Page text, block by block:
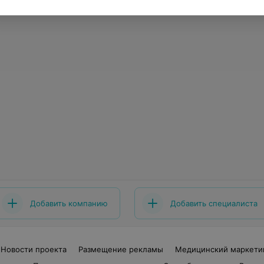
Добавить компанию Добавить специалиста
Новости проекта Размещение рекламы
Медицинский